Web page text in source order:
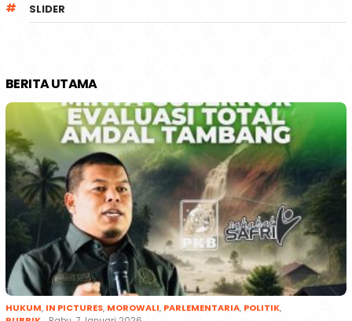
SLIDER
BERITA UTAMA
HUKUM, IN PICTURES, MOROWALI, PARLEMENTARIA, POLITIK,